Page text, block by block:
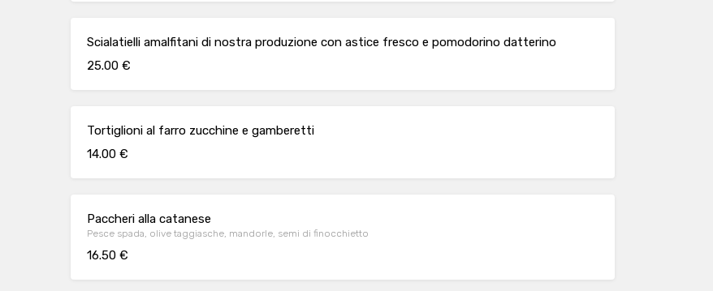
Scialatielli amalfitani di nostra produzione con astice fresco e pomodorino datterino
25.00 €
Tortiglioni al farro zucchine e gamberetti
14.00 €
Paccheri alla catanese
Pesce spada, olive taggiasche, mandorle, semi di finocchietto
16.50 €